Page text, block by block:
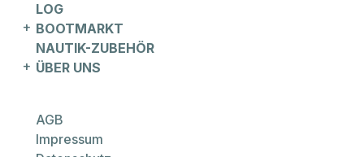
LOG
BOOTMARKT
NAUTIK-ZUBEHÖR
ÜBER UNS
AGB
Impressum